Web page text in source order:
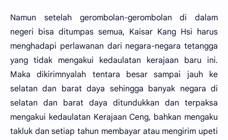
Namun setelah gerombolan-gerombolan di dalam
negeri bisa ditumpas semua, Kaisar Kang Hsi harus
menghadapi perlawanan dari negara-negara tetangga
yang tidak mengakui kedaulatan kerajaan baru ini.
Maka dikirimnyalah tentara besar sampai jauh ke
selatan dan barat daya sehingga banyak negara di
selatan dan barat daya ditundukkan dan terpaksa
mengakui kedaulatan Kerajaan Ceng, bahkan mengaku
takluk dan setiap tahun membayar atau mengirim upeti